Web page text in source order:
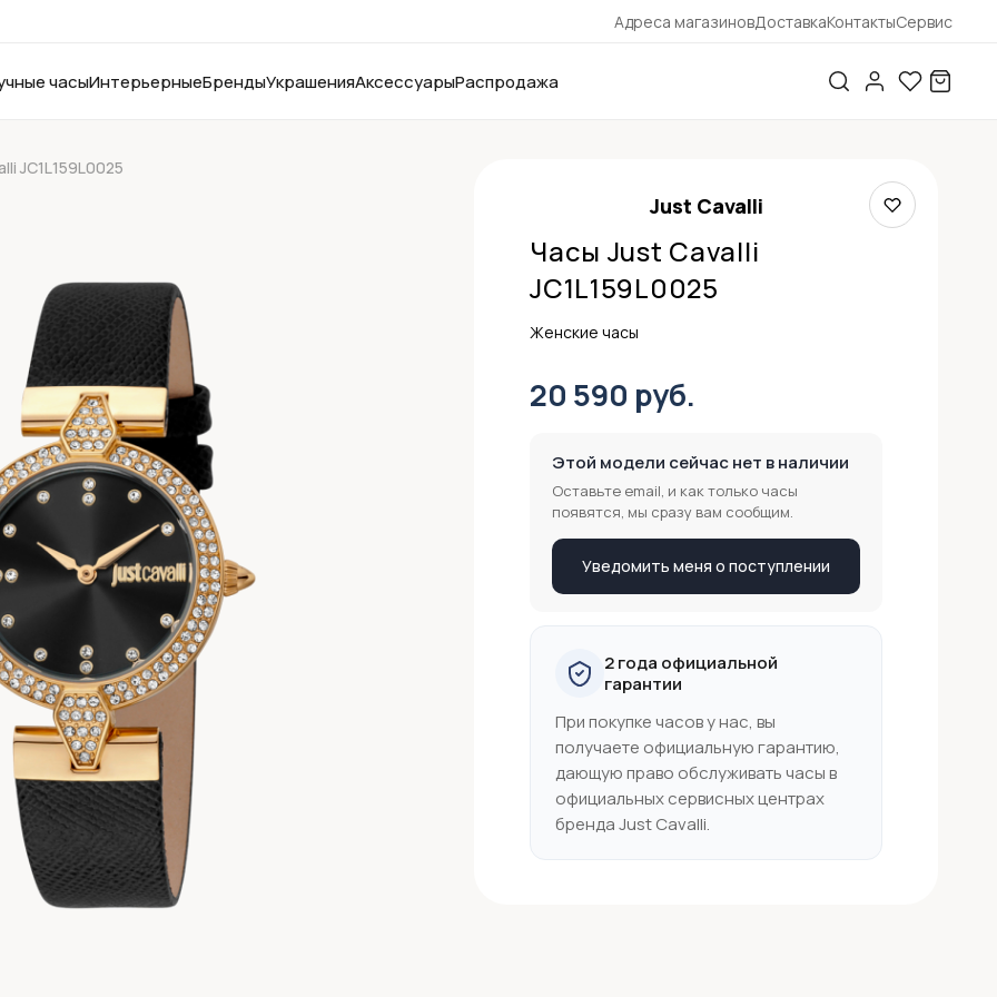
Адреса магазиновДоставкаКонтактыСервис
часыИнтерьерныеБрендыУкрашенияАксессуарыРаспродажа
JC1L159L0025
Just Cavalli
Часы Just Cavalli
JC1L159L0025
Женские часы
20 590 руб.
Этой модели сейчас нет в наличии
Оставьте email, и как только часы
появятся, мы сразу вам сообщим.
Уведомить меня о поступлении
2 года официальной
гарантии
При покупке часов у нас, вы
получаете официальную гарантию,
дающую право обслуживать часы в
официальных сервисных центрах
бренда Just Cavalli.